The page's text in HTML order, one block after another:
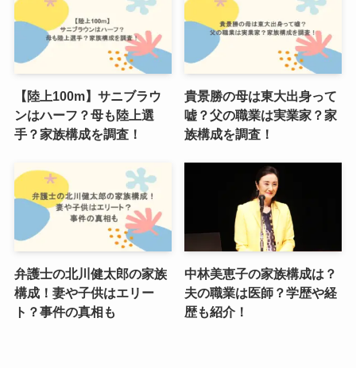
【陸上100m】サニブラウ
ンはハーフ？母も陸上選
手？家族構成を調査！
貴景勝の母は東大出身って
嘘？父の職業は実業家？家
族構成を調査！
弁護士の北川健太郎の家族
構成！妻や子供はエリー
ト？事件の真相も
中林美恵子の家族構成は？
夫の職業は医師？学歴や経
歴も紹介！